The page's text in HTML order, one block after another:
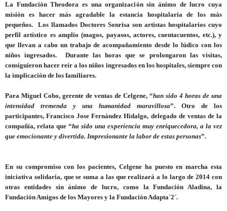
La Fundación Theodora es una organización sin ánimo de lucro cuya
misión es hacer más agradable la estancia hospitalaria de los más
pequeños. Los llamados Doctores Sonrisa son artistas hospitalarios cuyo
perfil artístico es amplio (magos, payasos, actores, cuentacuentos, etc.), y
que llevan a cabo un trabajo de acompañamiento desde lo lúdico con los
niños ingresados. Durante las horas que se prolongaron las visitas,
consiguieron hacer reír a los niños ingresados en los hospitales, siempre con
la implicación de los familiares.
Para Miguel Cobo, gerente de ventas de Celgene, “han sido 4 horas de una
intensidad tremenda y una humanidad maravillosa”. Otro de los
participantes,Francisco Jose Fernández Hidalgo, delegado de ventas de la
compañía, relata que “ha sido una experiencia muy enriquecedora, a la vez
que emocionante y divertida. Impresionante la labor de estas personas”.
En su compromiso con los pacientes, Celgene ha puesto en marcha esta
iniciativa solidaria, que se suma a las que realizará a lo largo de 2014 con
otras entidades sin ánimo de lucro, como la Fundación Aladina, la
Fundación Amigos de los Mayores y la Fundación Adapta`2´.